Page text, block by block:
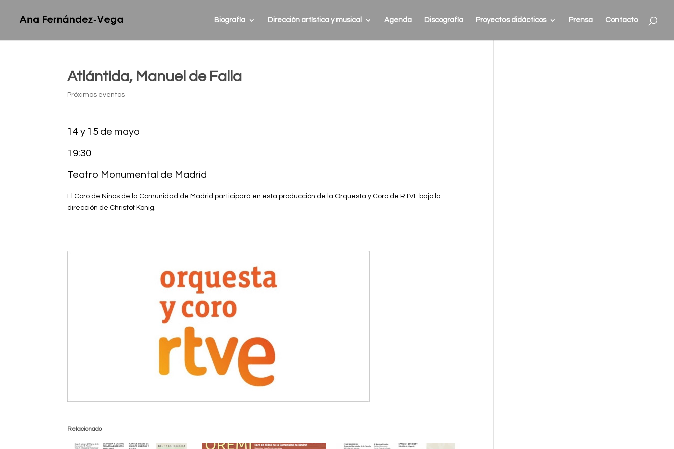
Biografía Dirección artística y musical Agenda Discografía Proyectos didácticos Prensa Contacto
Atlántida, Manuel de Falla
Próximos eventos
14 y 15 de mayo
19:30
Teatro Monumental de Madrid
El Coro de Niños de la Comunidad de Madrid participará en esta producción de la Orquesta y Coro de RTVE bajo la
dirección de Christof Konig.
Relacionado